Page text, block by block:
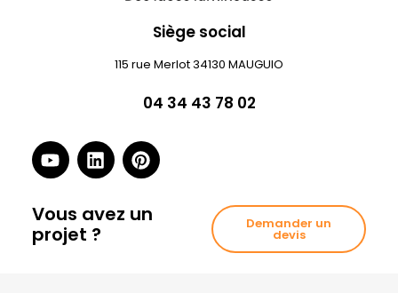
Siège social
115 rue Merlot 34130 MAUGUIO
04 34 43 78 02
Vous avez un
projet ?
Demander un
devis